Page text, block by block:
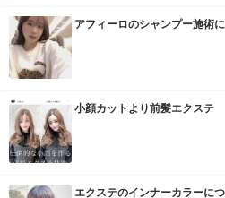
アフィーロのシャンプー施術
小顔カットより前髪エクステ
エクステのインナーカラーに